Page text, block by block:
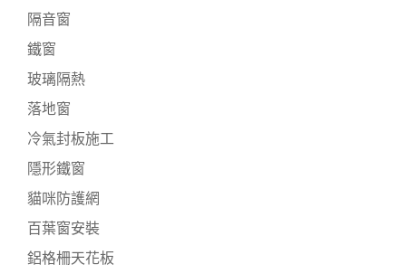
隔音窗
鐵窗
玻璃隔熱
落地窗
冷氣封板施工
隱形鐵窗
貓咪防護網
百葉窗安裝
鋁格柵天花板